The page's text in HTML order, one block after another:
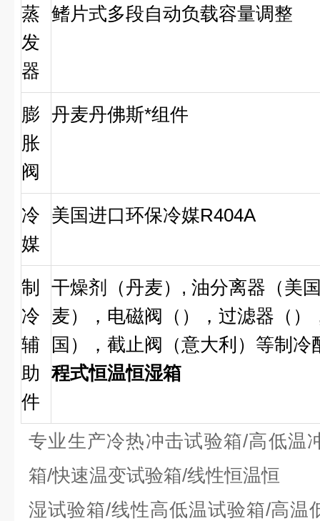
蒸
发
器
鳍片式多段自动负载容量调整
膨
胀
阀
丹麦丹佛斯*组件
冷
媒
美国进口环保冷媒R404A
制
冷
辅
助
件
干燥剂（丹麦）, 油分离器（美
麦），电磁阀（），过滤器（）
国），截止阀（意大利）等制
程式恒温恒湿箱
专业生产冷热冲击试验箱/高低温
箱/快速温变试验箱/线性恒温恒
湿试验箱/线性高低温试验箱/高温